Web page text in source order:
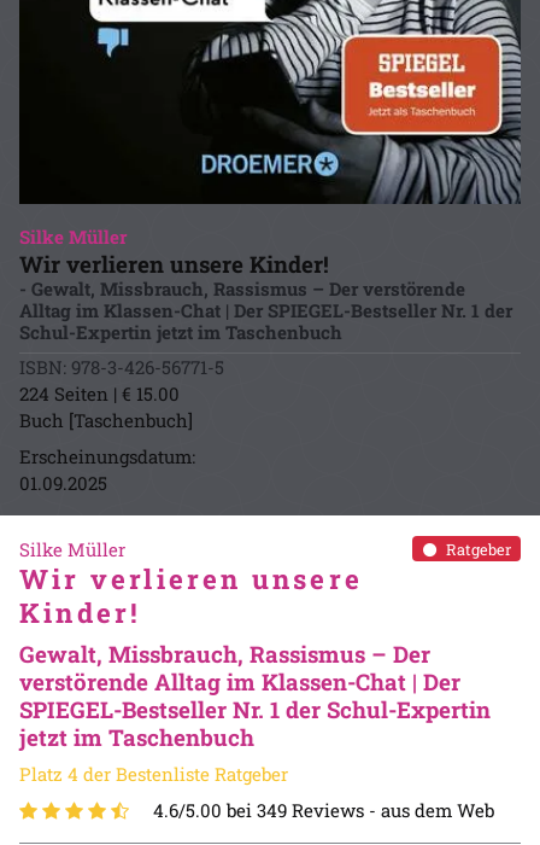
Silke Müller
Wir verlieren unsere Kinder!
- Gewalt, Missbrauch, Rassismus – Der verstörende
Alltag im Klassen-Chat | Der SPIEGEL-Bestseller Nr. 1 der
Schul-Expertin jetzt im Taschenbuch
ISBN: 978-3-426-56771-5
224 Seiten | € 15.00
Buch [Taschenbuch]
Erscheinungsdatum:
01.09.2025
Ratgeber
Silke Müller
Wir verlieren unsere
Kinder!
Gewalt, Missbrauch, Rassismus – Der
verstörende Alltag im Klassen-Chat | Der
SPIEGEL-Bestseller Nr. 1 der Schul-Expertin
jetzt im Taschenbuch
Platz 4 der Bestenliste Ratgeber
4.6/5.00 bei 349 Reviews - aus dem Web